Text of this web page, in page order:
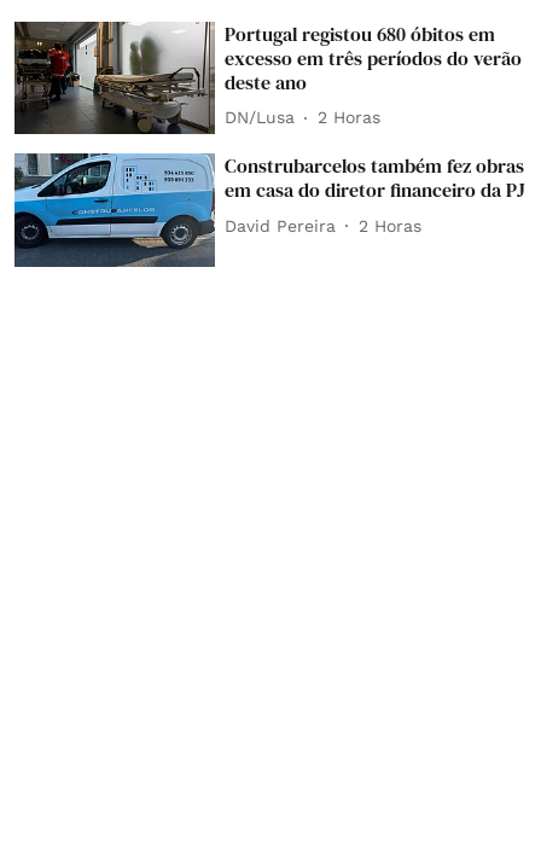
Portugal registou 680 óbitos em
excesso em três períodos do verão
deste ano
DN/Lusa 2 Horas
Construbarcelos também fez obras
em casa do diretor financeiro da PJ
David Pereira 2 Horas